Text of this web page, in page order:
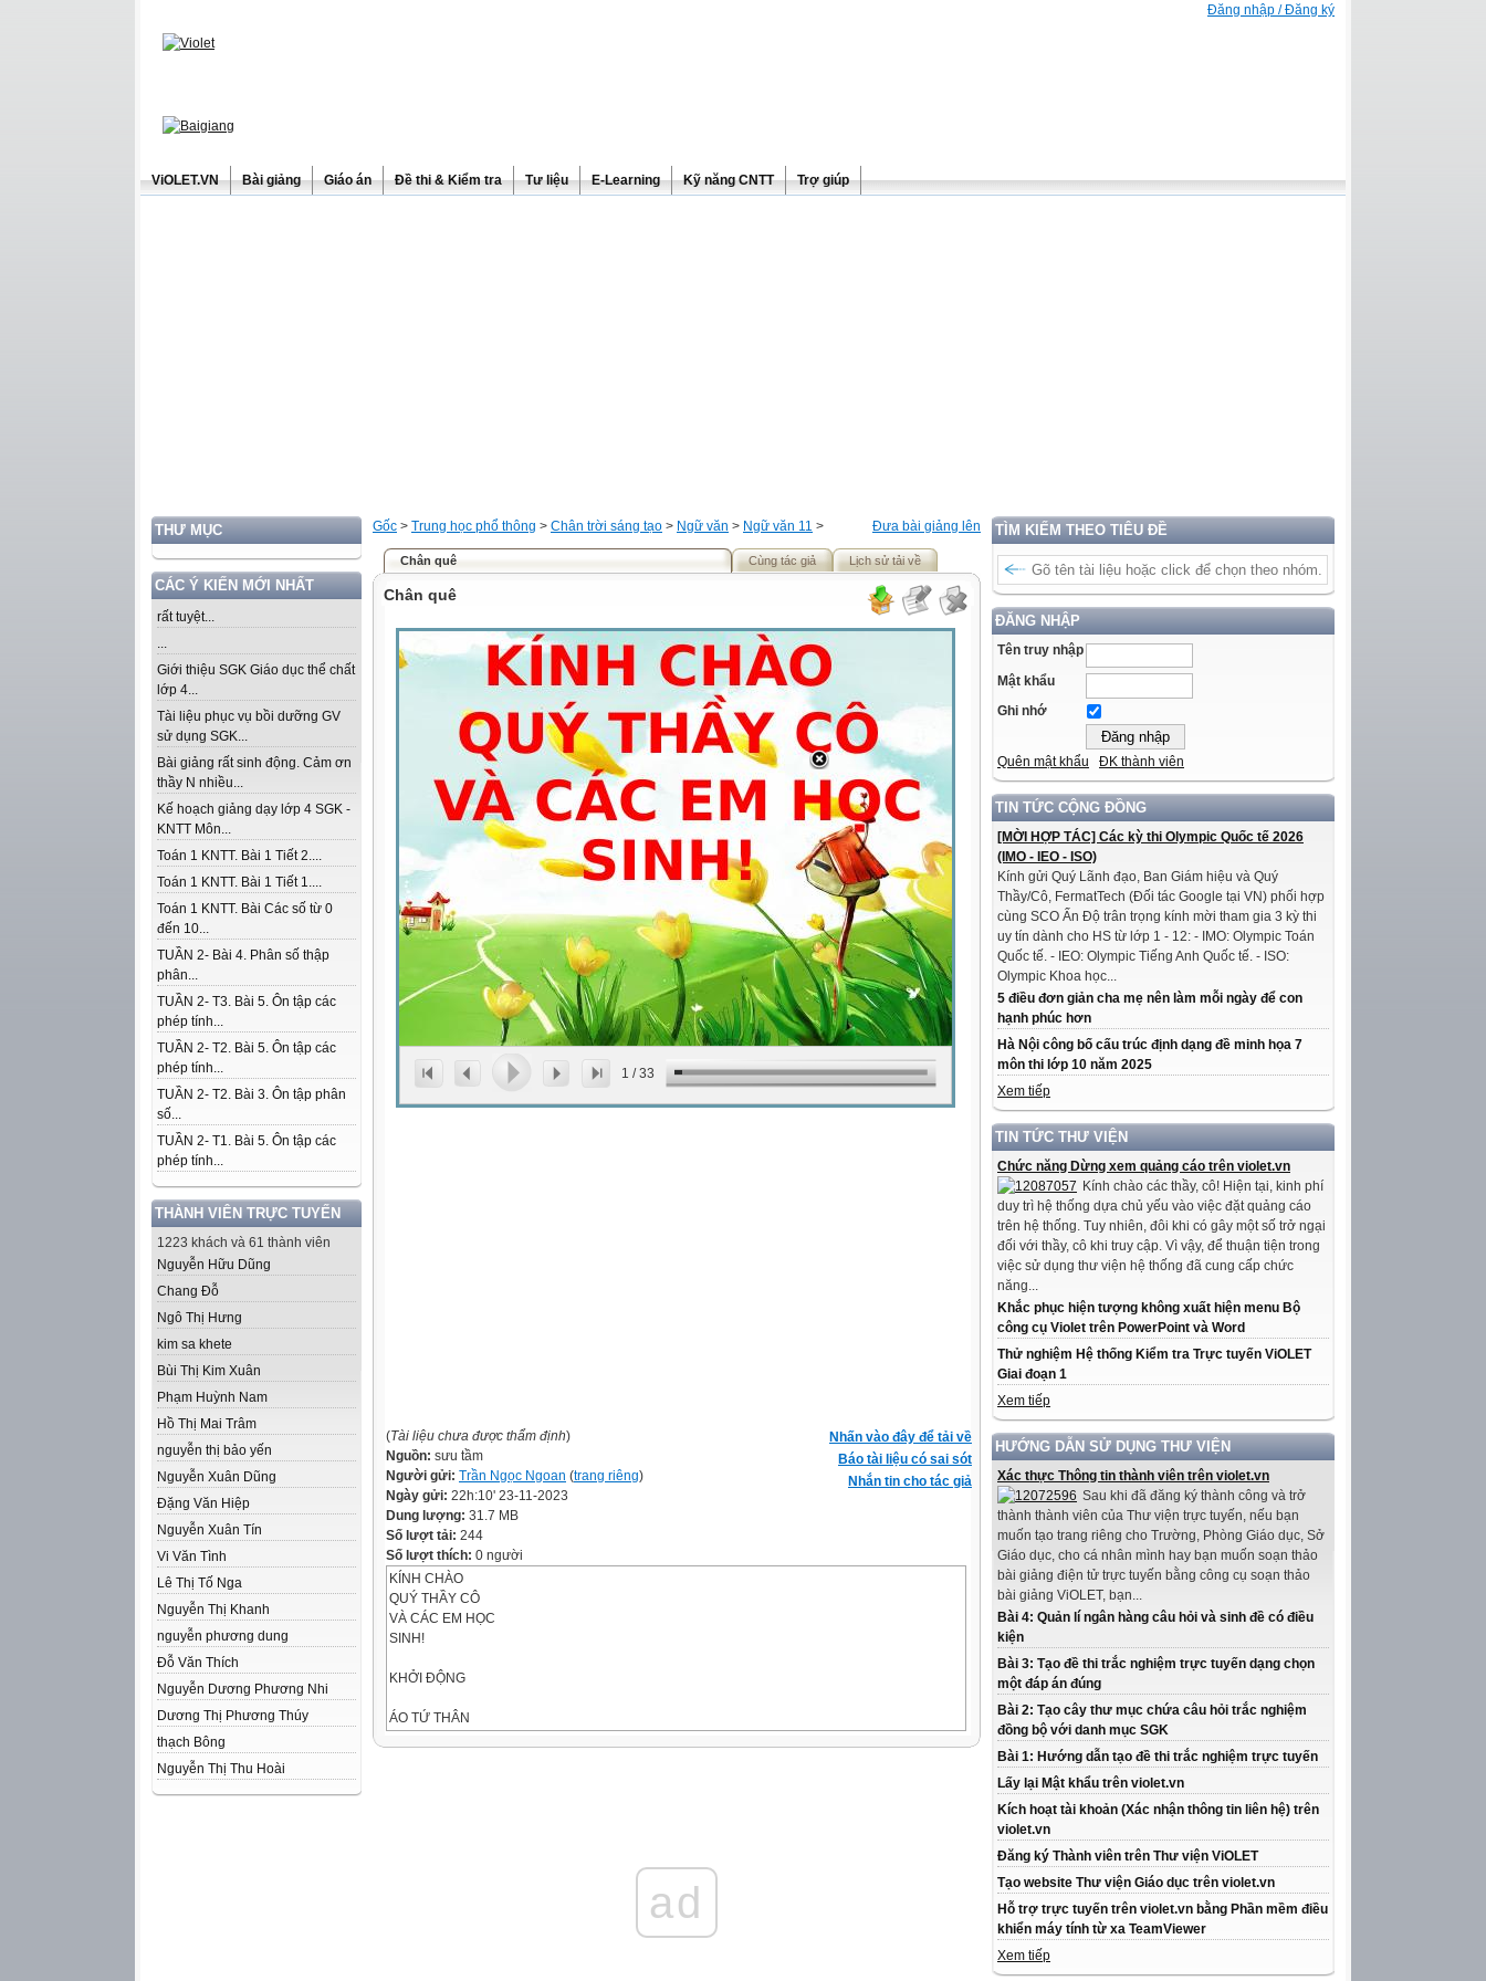
Đăng nhập / Đăng ký
ViOLET.VN Bài giảng Giáo án Đề thi & Kiểm tra Tư liệu E-Learning Kỹ năng CNTT Trợ giúp
THƯ MỤC
CÁC Ý KIẾN MỚI NHẤT
rất tuyệt...
...
Giới thiệu SGK Giáo dục thể chất
lớp 4...
Tài liệu phục vụ bồi dưỡng GV
sử dụng SGK...
Bài giảng rất sinh động. Cảm ơn
thầy N nhiều...
Kế hoạch giảng dạy lớp 4 SGK -
KNTT Môn...
Toán 1 KNTT. Bài 1 Tiết 2....
Toán 1 KNTT. Bài 1 Tiết 1....
Toán 1 KNTT. Bài Các số từ 0
đến 10...
TUẦN 2- Bài 4. Phân số thập
phân...
TUẦN 2- T3. Bài 5. Ôn tập các
phép tính...
TUẦN 2- T2. Bài 5. Ôn tập các
phép tính...
TUẦN 2- T2. Bài 3. Ôn tập phân
số...
TUẦN 2- T1. Bài 5. Ôn tập các
phép tính...
THÀNH VIÊN TRỰC TUYẾN
1223 khách và 61 thành viên
Nguyễn Hữu Dũng
Chang Đỗ
Ngô Thị Hưng
kim sa khete
Bùi Thị Kim Xuân
Phạm Huỳnh Nam
Hồ Thị Mai Trâm
nguyễn thị bảo yến
Nguyễn Xuân Dũng
Đặng Văn Hiệp
Nguyễn Xuân Tín
Vi Văn Tình
Lê Thị Tố Nga
Nguyễn Thị Khanh
nguyễn phương dung
Đỗ Văn Thích
Nguyễn Dương Phương Nhi
Dương Thị Phương Thúy
thạch Bông
Nguyễn Thị Thu Hoài
TÌM KIẾM THEO TIÊU ĐỀ
ĐĂNG NHẬP
Tên truy nhập
Mật khẩu
Ghi nhớ
Quên mật khẩu ĐK thành viên
TIN TỨC CỘNG ĐỒNG
[MỜI HỢP TÁC] Các kỳ thi Olympic Quốc tế 2026
(IMO - IEO - ISO)
Kính gửi Quý Lãnh đạo, Ban Giám hiệu và Quý
Thầy/Cô, FermatTech (Đối tác Google tại VN) phối hợp
cùng SCO Ấn Độ trân trọng kính mời tham gia 3 kỳ thi
uy tín dành cho HS từ lớp 1 - 12: - IMO: Olympic Toán
Quốc tế. - IEO: Olympic Tiếng Anh Quốc tế. - ISO:
Olympic Khoa học...
5 điều đơn giản cha mẹ nên làm mỗi ngày để con
hạnh phúc hơn
Hà Nội công bố cấu trúc định dạng đề minh họa 7
môn thi lớp 10 năm 2025
Xem tiếp
TIN TỨC THƯ VIỆN
Chức năng Dừng xem quảng cáo trên violet.vn
Kính chào các thầy, cô! Hiện tại, kinh phí
duy trì hệ thống dựa chủ yếu vào việc đặt quảng cáo
trên hệ thống. Tuy nhiên, đôi khi có gây một số trở ngại
đối với thầy, cô khi truy cập. Vì vậy, để thuận tiện trong
việc sử dụng thư viện hệ thống đã cung cấp chức
năng...
Khắc phục hiện tượng không xuất hiện menu Bộ
công cụ Violet trên PowerPoint và Word
Thử nghiệm Hệ thống Kiểm tra Trực tuyến ViOLET
Giai đoạn 1
Xem tiếp
HƯỚNG DẪN SỬ DỤNG THƯ VIỆN
Xác thực Thông tin thành viên trên violet.vn
Sau khi đã đăng ký thành công và trở
thành thành viên của Thư viện trực tuyến, nếu bạn
muốn tạo trang riêng cho Trường, Phòng Giáo dục, Sở
Giáo dục, cho cá nhân mình hay bạn muốn soạn thảo
bài giảng điện tử trực tuyến bằng công cụ soạn thảo
bài giảng ViOLET, bạn...
Bài 4: Quản lí ngân hàng câu hỏi và sinh đề có điều
kiện
Bài 3: Tạo đề thi trắc nghiệm trực tuyến dạng chọn
một đáp án đúng
Bài 2: Tạo cây thư mục chứa câu hỏi trắc nghiệm
đồng bộ với danh mục SGK
Bài 1: Hướng dẫn tạo đề thi trắc nghiệm trực tuyến
Lấy lại Mật khẩu trên violet.vn
Kích hoạt tài khoản (Xác nhận thông tin liên hệ) trên
violet.vn
Đăng ký Thành viên trên Thư viện ViOLET
Tạo website Thư viện Giáo dục trên violet.vn
Hỗ trợ trực tuyến trên violet.vn bằng Phần mềm điều
khiển máy tính từ xa TeamViewer
Xem tiếp
Đưa bài giảng lên
Gốc > Trung học phổ thông > Chân trời sáng tạo > Ngữ văn > Ngữ văn 11 >
Chân quê Cùng tác giả Lịch sử tải về
Chân quê
1 /33
Nhấn vào đây để tải về
Báo tài liệu có sai sót
Nhắn tin cho tác giả
(Tài liệu chưa được thẩm định)
Nguồn: sưu tầm
Người gửi: Trần Ngọc Ngoan (trang riêng)
Ngày gửi: 22h:10' 23-11-2023
Dung lượng: 31.7 MB
Số lượt tải: 244
Số lượt thích: 0 người
KÍNH CHÀO
QUÝ THẦY CÔ
VÀ CÁC EM HỌC
SINH!
KHỞI ĐỘNG
ÁO TỨ THÂN
ad